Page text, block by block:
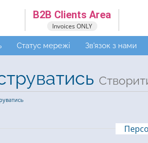
B2B Clients Area
Invoices ONLY
Статус мережі Зв'язок з нами